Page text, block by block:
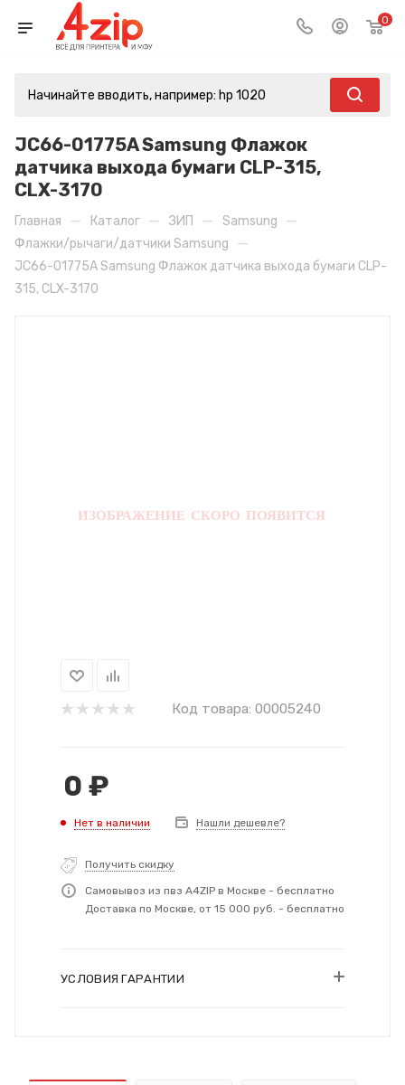
0
JC66-01775A Samsung Флажок
датчика выхода бумаги CLP-315,
CLX-3170
Главная — Каталог — ЗИП — Samsung —
Флажки/рычаги/датчики Samsung —
JC66-01775A Samsung Флажок датчика выхода бумаги CLP-
315, CLX-3170
Код товара: 00005240
0 ₽
Нет в наличии Нашли дешевле?
Получить скидку
Самовывоз из пвз A4ZIP в Москве - бесплатно
Доставка по Москве, от 15 000 руб. - бесплатно
УСЛОВИЯ ГАРАНТИИ